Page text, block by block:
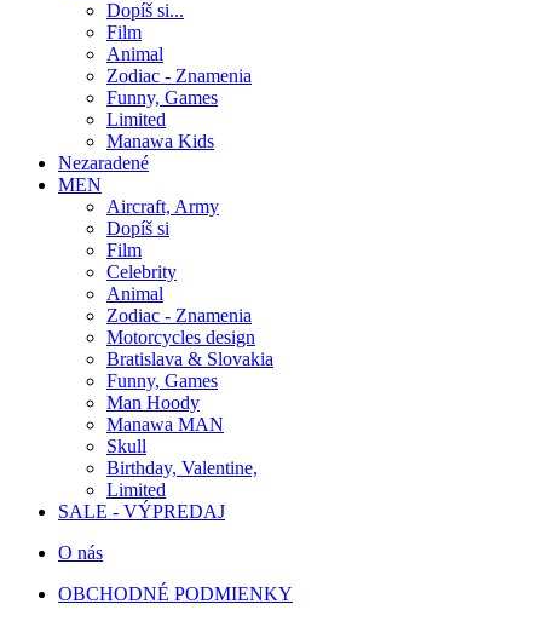
Dopíš si...
Film
Animal
Zodiac - Znamenia
Funny, Games
Limited
Manawa Kids
Nezaradené
MEN
Aircraft, Army
Dopíš si
Film
Celebrity
Animal
Zodiac - Znamenia
Motorcycles design
Bratislava & Slovakia
Funny, Games
Man Hoody
Manawa MAN
Skull
Birthday, Valentine,
Limited
SALE - VÝPREDAJ
O nás
OBCHODNÉ PODMIENKY